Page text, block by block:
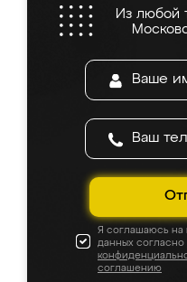
Из любой
Я соглашаюсь на
данных согласно
соглашению